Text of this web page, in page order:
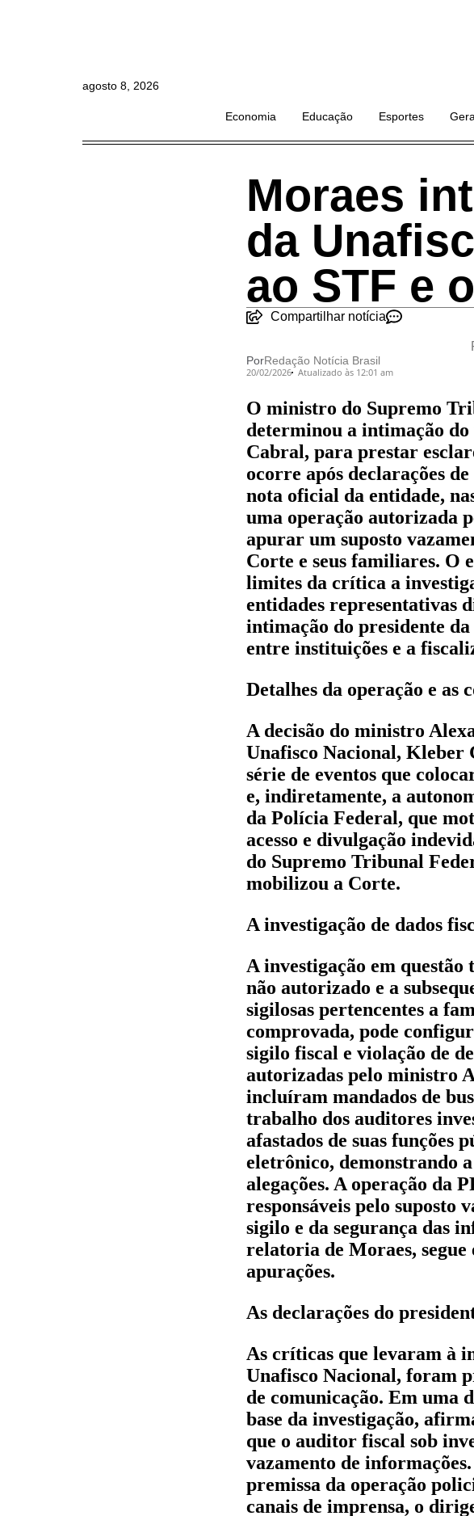
agosto 8, 2026
Economia Educação Esportes
Moraes
da
ao STF e
Compartilhar notícia
PorRedação Notícia Brasil
20/02/2026 Atualizado às 12:01 am
O ministro do Supremo
determinou a intimação
Cabral, para prestar
ocorre após declarações
nota oficial da entidade,
uma operação autorizada
apurar um suposto
Corte e seus familiares. O
limites da crítica a
entidades representativas
intimação do presidente
entre instituições e a
Detalhes da operação e as
A decisão do ministro
Unafisco Nacional, Kleber
série de eventos que
e, indiretamente, a
da Polícia Federal, que
acesso e divulgação
do Supremo Tribunal
mobilizou a Corte.
A investigação de dados
A investigação em questão
não autorizado e a
sigilosas pertencentes a
comprovada, pode
sigilo fiscal e violação de
autorizadas pelo ministro
incluíram mandados de
trabalho dos auditores
afastados de suas funções
eletrônico, demonstrando
alegações. A operação da
responsáveis pelo suposto
sigilo e da segurança das
relatoria de Moraes,
apurações.
As declarações do
As críticas que levaram à
Unafisco Nacional, foram
de comunicação. Em uma
base da investigação,
que o auditor fiscal sob
vazamento de
premissa da operação
canais de imprensa, o